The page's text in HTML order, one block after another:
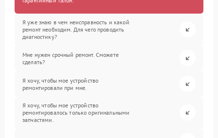
Я уже знаю в чем неисправность и какой
ремонт необходим. Для чего проводить
диагностику?
Мне нужен срочный ремонт. Сможете
сделать?
Я хочу, чтобы мое устройство
ремонтировали при мне.
Я хочу, чтобы мое устройство
ремонтировалось только оригинальными
запчастями.